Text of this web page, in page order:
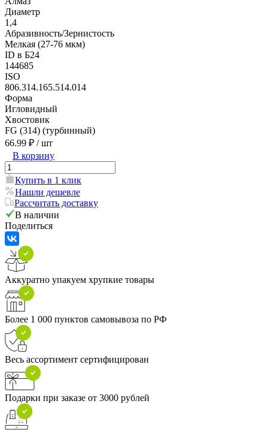
Диаметр
1,4
Абразивность/Зернистость
Мелкая (27-76 мкм)
ID в Б24
144685
ISO
806.314.165.514.014
Форма
Игловидный
Хвостовик
FG (314) (турбинный)
66.99 ₽ / шт
В корзину
Купить в 1 клик
Нашли дешевле
Рассчитать доставку
В наличии
Поделиться
Аккуратно упакуем хрупкие товары
Более 1 000 пунктов самовывоза по РФ
Весь ассортимент сертифицирован
Подарки при заказе от 3000 рублей